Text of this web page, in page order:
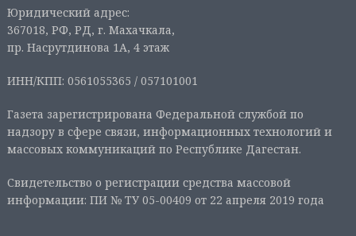
Юридический адрес:
367018, РФ, РД, г. Махачкала,
пр. Насрутдинова 1А, 4 этаж
ИНН/КПП: 0561055365 / 057101001
Газета зарегистрирована Федеральной службой по
надзору в сфере связи, информационных технологий и
массовых коммуникаций по Республике Дагестан.
Свидетельство о регистрации средства массовой
информации: ПИ № ТУ 05-00409 от 22 апреля 2019 года